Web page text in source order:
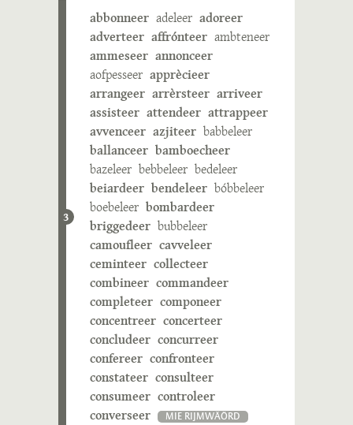
3
abbonneer adeleer adoreer
adverteer affrónteer ambteneer
ammeseer annonceer
aofpesseer apprècieer
arrangeer arrèrsteer arriveer
assisteer attendeer attrappeer
avvenceer azjiteer babbeleer
ballanceer bamboecheer
bazeleer bebbeleer bedeleer
beiardeer bendeleer bóbbeleer
boebeleer bombardeer
briggedeer bubbeleer
camoufleer cavveleer
ceminteer collecteer
combineer commandeer
completeer componeer
concentreer concerteer
concludeer concurreer
confereer confronteer
constateer consulteer
consumeer controleer
converseer
MIE RIJMWÄÖRD